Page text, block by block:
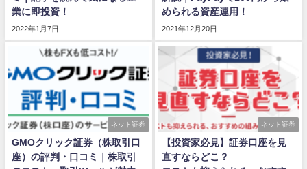
業に即投資！
2022年1月7日
められる資産運用！
2021年12月20日
ネット証券
GMOクリック証券（株取引口
座）の評判・口コミ｜株取引
ネット証券
【投資家必見】証券口座を見
直すならどこ？